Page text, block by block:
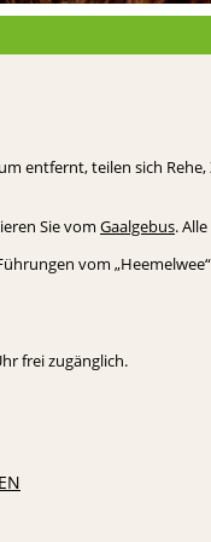
entfernt, teilen sich
Sie vom Gaalgebus.
vom „Heemelwee“
frei zugänglich.